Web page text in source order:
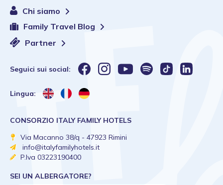
Chi siamo
Family Travel Blog
Partner
Seguici sui social:
Lingua:
CONSORZIO ITALY FAMILY HOTELS
Via Macanno 38/q - 47923 Rimini
info@italyfamilyhotels.it
P.Iva 03223190400
SEI UN ALBERGATORE?